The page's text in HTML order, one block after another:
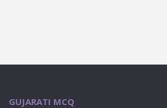
GUJARATI MCQ